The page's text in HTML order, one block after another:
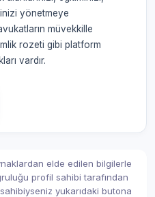
yönetmeye
müvekkille
rozeti gibi platform
vardır.
elde edilen bilgilerle
profil sahibi tarafından
yukarıdaki butona